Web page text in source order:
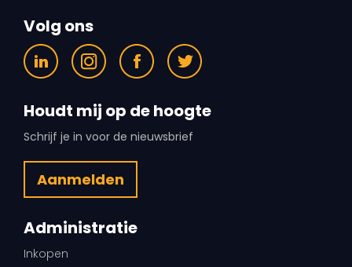
Volg ons
Houdt mij op de hoogte
Schrijf je in voor de nieuwsbrief
Aanmelden
Administratie
Inkopen